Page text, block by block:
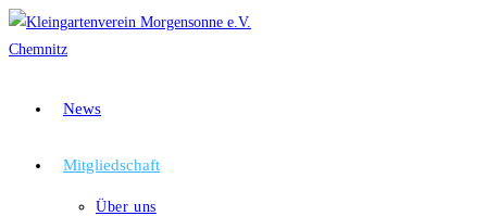
Zum
Inhalt
News
Mitgliedschaft
Über uns